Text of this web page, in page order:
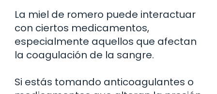
La miel de romero puede interactuar
con ciertos medicamentos,
especialmente aquellos que afectan
la coagulación de la sangre.
Si estás tomando anticoagulantes o